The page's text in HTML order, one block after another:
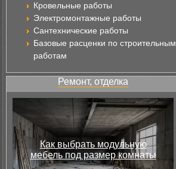
Кровельные работы
Электромонтажные работы
Сантехнические работы
Базовые расценки по строительным
работам
Ремонт, отделка
Как выбрать модульную
мебель под размер комнаты